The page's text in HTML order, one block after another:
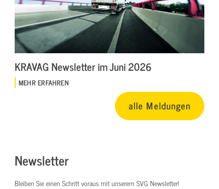
KRAVAG Newsletter im Juni 2026
MEHR ERFAHREN
alle Meldungen
Newsletter
Bleiben Sie einen Schritt voraus mit unserem SVG Newsletter!